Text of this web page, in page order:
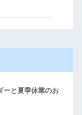
ーと夏季休業のお